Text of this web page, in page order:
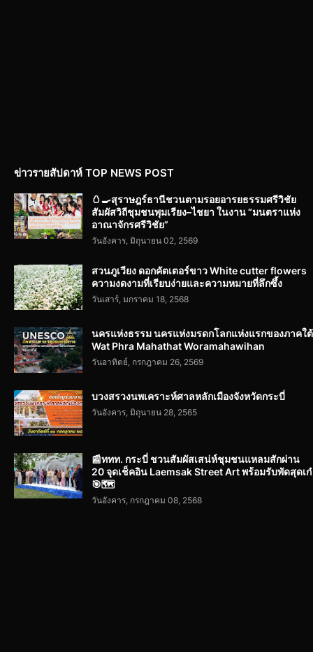
ข่าวรายสัปดาห์ TOP NEWS POST
🥚🍳สุราษฎร์ธานีชวนตามรอยอารยธรรมศรีวิชัย
สัมผัสวิถีชุมชนพุมเรียง–ไชยา ในงาน “มนตราแห่ง
อาณาจักรศรีวิชัย”
วันอังคาร, มิถุนายน 02, 2569
สวนภูเวียง ดอกคัตเตอร์ขาว White cutter flowers
ความงดงามที่เรียบง่ายและความหมายที่ลึกซึ้ง
วันเสาร์, มกราคม 18, 2568
นครแห่งธรรม นครแห่งมรดกโลกแห่งแรกของภาคใต้
Wat Phra Mahathat Woramahawihan
วันอาทิตย์, กรกฎาคม 26, 2569
บวงสรวงนพเคราะห์ศาลหลักเมืองจังหวัดกระบี่
วันอังคาร, มิถุนายน 28, 2565
📰ททท. กระบี่ ชวนสัมผัสเสน่ห์ชุมชนแหลมสักผ่าน
20 จุดเช็คอิน Laemsak Street Art พร้อมรับพัดสุดเก๋
🎯🗺️
วันอังคาร, กรกฎาคม 08, 2568